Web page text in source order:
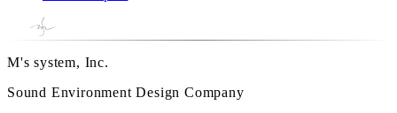
M's system, Inc.
Sound Environment Design Company